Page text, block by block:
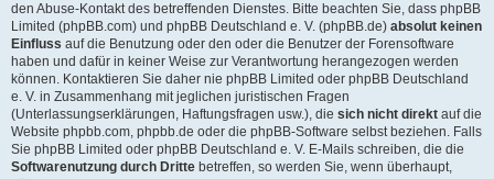
den Abuse-Kontakt des betreffenden Dienstes. Bitte beachten Sie, dass phpBB
Limited (phpBB.com) und phpBB Deutschland e. V. (phpBB.de) absolut keinen
Einfluss auf die Benutzung oder den oder die Benutzer der Forensoftware
haben und dafür in keiner Weise zur Verantwortung herangezogen werden
können. Kontaktieren Sie daher nie phpBB Limited oder phpBB Deutschland
e. V. in Zusammenhang mit jeglichen juristischen Fragen
(Unterlassungserklärungen, Haftungsfragen usw.), die sich nicht direkt auf die
Website phpbb.com, phpbb.de oder die phpBB-Software selbst beziehen. Falls
Sie phpBB Limited oder phpBB Deutschland e. V. E-Mails schreiben, die die
Softwarenutzung durch Dritte betreffen, so werden Sie, wenn überhaupt,